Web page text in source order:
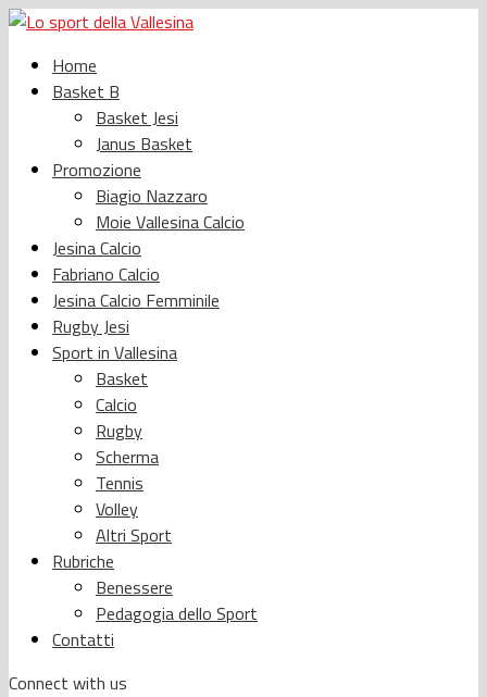
Home
Basket B
Basket Jesi
Janus Basket
Promozione
Biagio Nazzaro
Moie Vallesina Calcio
Jesina Calcio
Fabriano Calcio
Jesina Calcio Femminile
Rugby Jesi
Sport in Vallesina
Basket
Calcio
Rugby
Scherma
Tennis
Volley
Altri Sport
Rubriche
Benessere
Pedagogia dello Sport
Contatti
Connect with us